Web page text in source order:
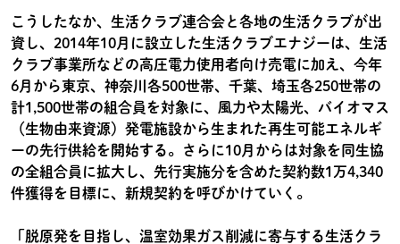
こうしたなか、生活クラブ連合会と各地の生活クラブが出
資し、2014年10月に設立した生活クラブエナジーは、生活
クラブ事業所などの高圧電力使用者向け売電に加え、今年
6月から東京、神奈川各500世帯、千葉、埼玉各250世帯の
計1,500世帯の組合員を対象に、風力や太陽光、バイオマス
（生物由来資源）発電施設から生まれた再生可能エネルギ
ーの先行供給を開始する。さらに10月からは対象を同生協
の全組合員に拡大し、先行実施分を含めた契約数1万4,340
件獲得を目標に、新規契約を呼びかけていく。
「脱原発を目指し、温室効果ガス削減に寄与する生活クラ